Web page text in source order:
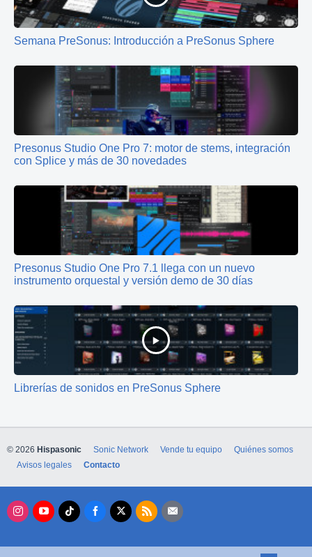
Semana PreSonus: Introducción a PreSonus Sphere
Presonus Studio One Pro 7: motor de stems, integración
con Splice y más de 30 novedades
Presonus Studio One Pro 7.1 llega con un nuevo
instrumento orquestal y versión demo de 30 días
Librerías de sonidos en PreSonus Sphere
© 2026 Hispasonic Sonic Network Vende tu equipo
Quiénes somos
Avisos legales
Contacto